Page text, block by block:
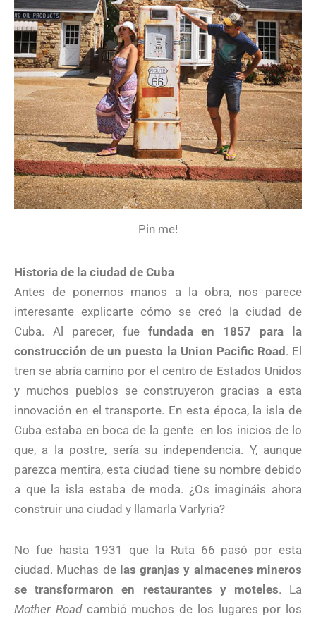
Pin me!
Historia de la ciudad de Cuba
Antes de ponernos manos a la obra, nos parece
interesante explicarte cómo se creó la ciudad de
Cuba. Al parecer, fue fundada en 1857 para la
construcción de un puesto la Union Pacific Road . El
tren se abría camino por el centro de Estados Unidos
y muchos pueblos se construyeron gracias a esta
innovación en el transporte. En esta época, la isla de
Cuba estaba en boca de la gente en los inicios de lo
que, a la postre, sería su independencia. Y, aunque
parezca mentira, esta ciudad tiene su nombre debido
a que la isla estaba de moda. ¿Os imagináis ahora
construir una ciudad y llamarla Varlyria?
No fue hasta 1931 que la Ruta 66 pasó por esta
ciudad. Muchas de las granjas y almacenes mineros
se transformaron en restaurantes y moteles. La
Mother Roadcambió muchos de los lugares por los